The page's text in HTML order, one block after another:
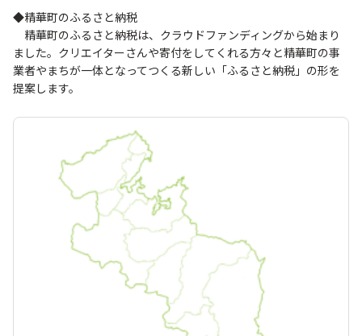
◆精華町のふるさと納税
精華町のふるさと納税は、クラウドファンディングから始まり
ました。クリエイターさんや寄付をしてくれる方々と精華町の事
業者やまちが一体となってつくる新しい「ふるさと納税」の形を
提案します。